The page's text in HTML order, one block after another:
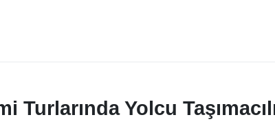
Turlarında Yolcu